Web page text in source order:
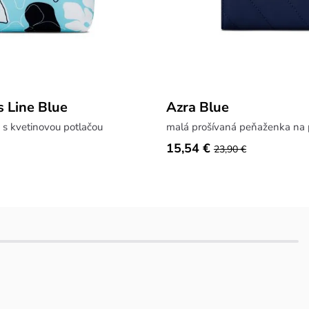
Line Blue
kvetinovou potlačou
Azra Blue
malá prošívaná peňaženka na
15,54 € 23,90 €